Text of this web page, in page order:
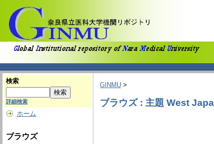
検索
詳細検索
ホーム
ブラウズ
GINMU >
ブラウズ : 主題 West